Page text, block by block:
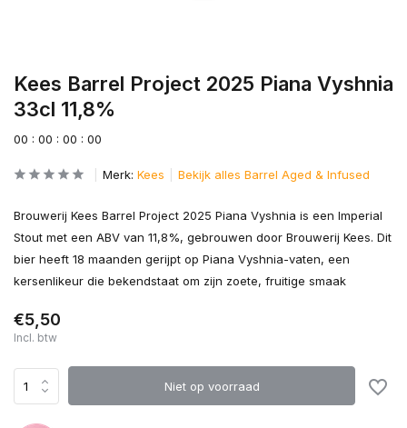
Kees Barrel Project 2025 Piana Vyshnia
33cl 11,8%
00 : 00 : 00 : 00
Merk: Kees Bekijk alles Barrel Aged & Infused
Brouwerij Kees Barrel Project 2025 Piana Vyshnia is een Imperial
Stout met een ABV van 11,8%, gebrouwen door Brouwerij Kees. Dit
bier heeft 18 maanden gerijpt op Piana Vyshnia-vaten, een
kersenlikeur die bekendstaat om zijn zoete, fruitige smaak
€5,50
Incl. btw
Niet op voorraad